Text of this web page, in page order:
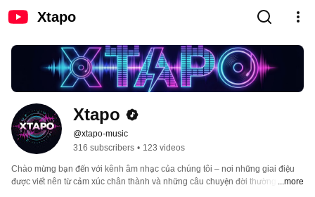
Xtapo
Xtapo
@xtapo-music
316 subscribers • 123 videos
Chào mừng bạn đến với kênh âm nhạc của chúng tôi – nơi những giai điệu
được viết nên từ cảm xúc chân thành và những câu chuyện đời thường. Mỗi
...more